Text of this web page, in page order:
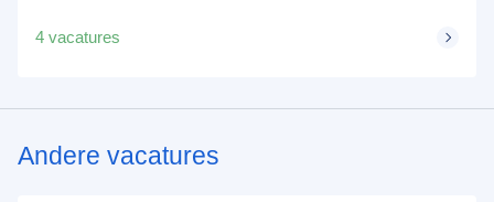
4 vacatures
Andere vacatures